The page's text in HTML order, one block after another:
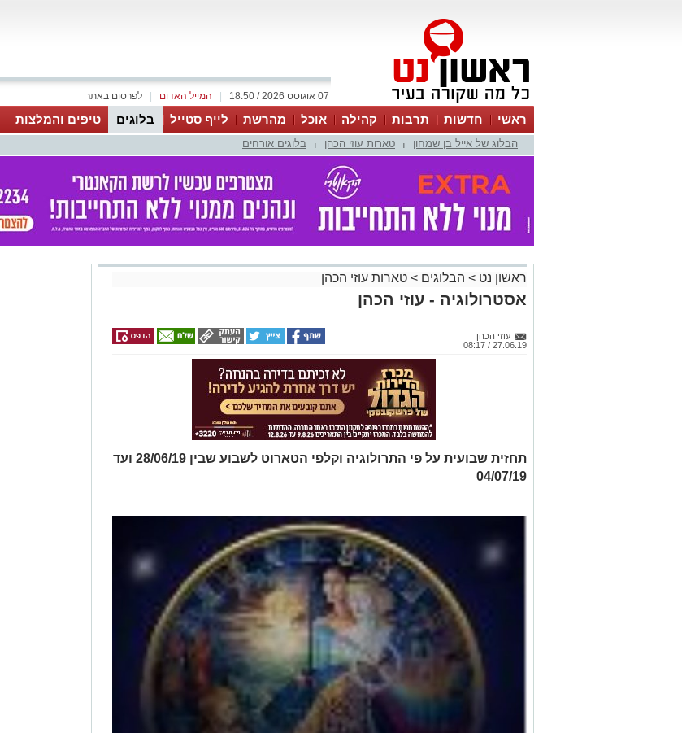
לפרסום באתר המייל האדום 07 אוגוסט 2026 / 18:50
ראשי חדשות תרבות קהילה אוכל מהרשת לייף סטייל בלוגים טיפים והמלצות
הבלוג של אייל בן שמחון טארות עוזי הכהן בלוגים אורחים
ראשון נט > הבלוגים > טארות עוזי הכהן
אסטרולוגיה - עוזי הכהן
עוזי הכהן
27.06.19 / 08:17
תחזית שבועית על פי התרולוגיה וקלפי הטארוט לשבוע שבין 28/06/19 ועד
04/07/19